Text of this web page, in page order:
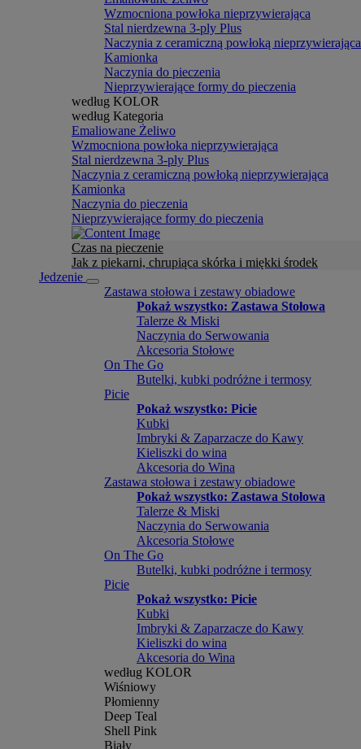
Wzmocniona powłoka nieprzywierająca
Stal nierdzewna 3-ply Plus
Naczynia z ceramiczną powłoką nieprzywierająca
Kamionka
Naczynia do pieczenia
Nieprzywierające formy do pieczenia
według KOLOR
według Kategoria
Emaliowane Żeliwo
Wzmocniona powłoka nieprzywierająca
Stal nierdzewna 3-ply Plus
Naczynia z ceramiczną powłoką nieprzywierająca
Kamionka
Naczynia do pieczenia
Nieprzywierające formy do pieczenia
Czas na pieczenie
Jak z piekarni, chrupiąca skórka i miękki środek
Jedzenie
Zastawa stołowa i zestawy obiadowe
Pokaż wszystko: Zastawa Stołowa
Talerze & Miski
Naczynia do Serwowania
Akcesoria Stołowe
On The Go
Butelki, kubki podróżne i termosy
Picie
Pokaż wszystko: Picie
Kubki
Imbryki & Zaparzacze do Kawy
Kieliszki do wina
Akcesoria do Wina
Zastawa stołowa i zestawy obiadowe
Pokaż wszystko: Zastawa Stołowa
Talerze & Miski
Naczynia do Serwowania
Akcesoria Stołowe
On The Go
Butelki, kubki podróżne i termosy
Picie
Pokaż wszystko: Picie
Kubki
Imbryki & Zaparzacze do Kawy
Kieliszki do wina
Akcesoria do Wina
według KOLOR
Wiśniowy
Płomienny
Deep Teal
Shell Pink
Biały